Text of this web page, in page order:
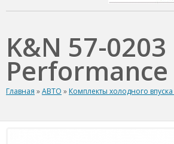
K&N 57-
Главная »АВТО » Комплекты холодного впуска